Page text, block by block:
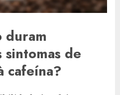
duram
de
cafeína?